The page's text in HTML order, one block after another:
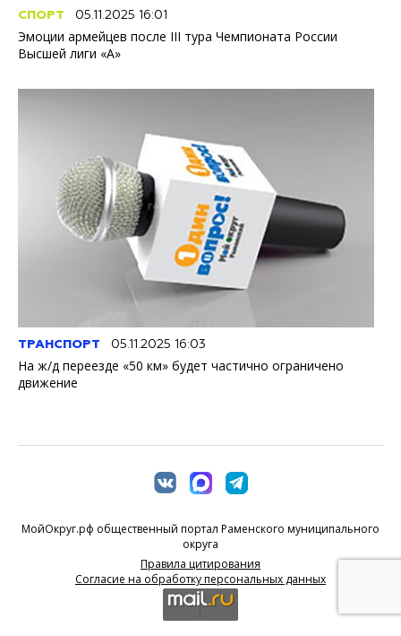
СПОРТ 05.11.2025 16:01
Эмоции армейцев после III тура Чемпионата России
Высшей лиги «А»
ТРАНСПОРТ 05.11.2025 16:03
На ж/д переезде «50 км» будет частично ограничено
движение
МойОкруг.рф общественный портал Раменского муниципального
округа
Правила цитирования
Согласие на обработку персональных данных